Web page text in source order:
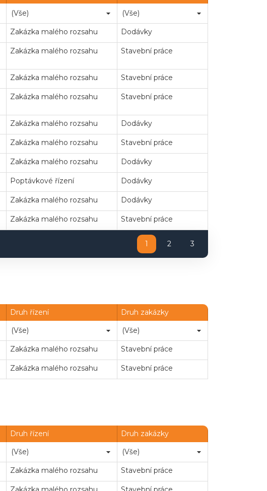
Zakázka malého rozsahu Dodávky
Zakázka malého rozsahu Stavební práce
Zakázka malého rozsahu Stavební práce
Zakázka malého rozsahu Stavební práce
Zakázka malého rozsahu Dodávky
Zakázka malého rozsahu Stavební práce
Zakázka malého rozsahu Dodávky
Poptávkové řízení Dodávky
Zakázka malého rozsahu Dodávky
Zakázka malého rozsahu Stavební práce
1 2 3
Druh řízení Druh zakázky
Zakázka malého rozsahu Stavební práce
Zakázka malého rozsahu Stavební práce
Druh řízení Druh zakázky
Zakázka malého rozsahu Stavební práce